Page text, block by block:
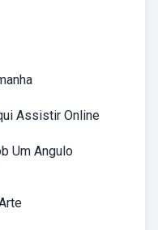
Assistir Online
Um Angulo